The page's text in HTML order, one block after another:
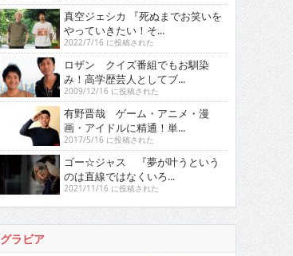
真空ジェシカ 『死ぬまでお笑いを
やっていきたい！そ...
2022/7/16 に投稿された
ロザン クイズ番組でもお馴染
み！高学歴芸人としてブ...
2009/12/16 に投稿された
有野晋哉 ゲーム・アニメ・漫
画・アイドルに精通！単...
2017/5/16 に投稿された
ゴー☆ジャス 『夢が叶うという
のは直線ではなくいろ...
2021/11/16 に投稿された
グラビア